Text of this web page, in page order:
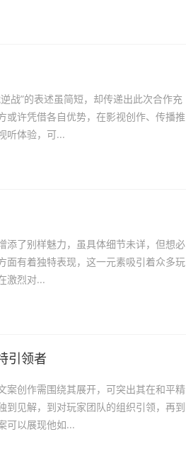
战”的表述虽简短，却传递出此次合作充
或许凭借各自优势，在影视创作、传播推
听体验，可...
添了别样魅力，虽具体细节未详，但想必
面有着独特表现，这一元素吸引着众多玩
激烈对...
引领者
案创作需围绕其展开，可突出其在和平精
到见解，到对玩家团队的组织引领，再到
可以展现他如...